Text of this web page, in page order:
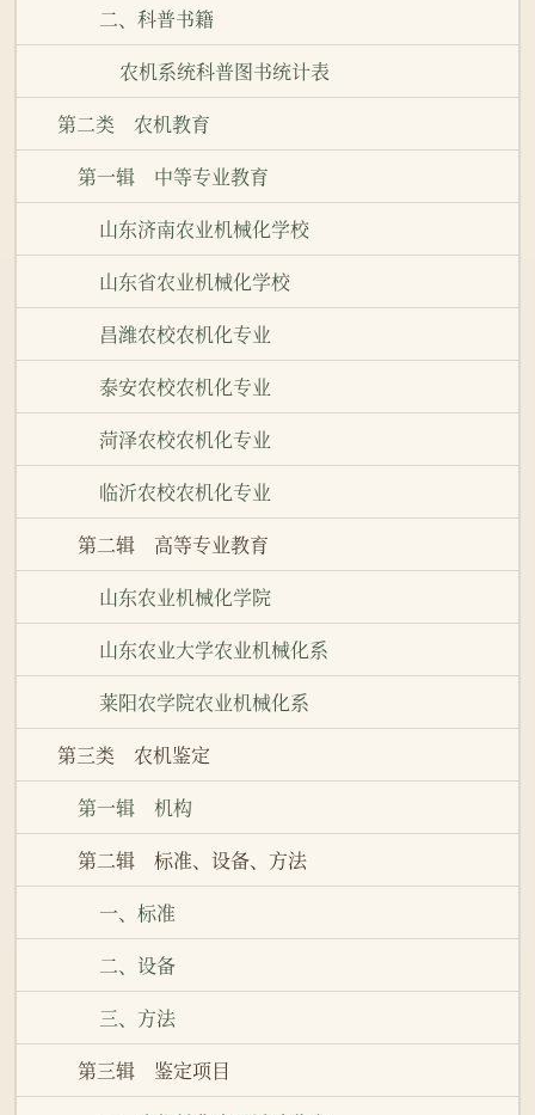
二、科普书籍
农机系统科普图书统计表
第二类 农机教育
第一辑 中等专业教育
山东济南农业机械化学校
山东省农业机械化学校
昌潍农校农机化专业
泰安农校农机化专业
菏泽农校农机化专业
临沂农校农机化专业
第二辑 高等专业教育
山东农业机械化学院
山东农业大学农业机械化系
莱阳农学院农业机械化系
第三类 农机鉴定
第一辑 机构
第二辑 标准、设备、方法
一、标准
二、设备
三、方法
第三辑 鉴定项目